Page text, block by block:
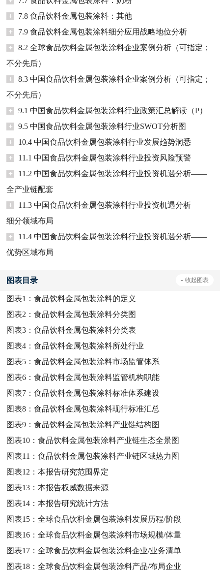
+
7.8 食品饮料金属包装涂料：其他
+
7.9 食品饮料金属包装涂料细分应用战略地位分析
+
8.2 全球食品饮料金属包装涂料企业案例分析（可指定；
不分先后）
+
8.3 中国食品饮料金属包装涂料企业案例分析（可指定；
不分先后）
+
9.1 中国食品饮料金属包装涂料行业政策汇总解读（P）
+
9.5 中国食品饮料金属包装涂料行业SWOT分析图
+
10.4 中国食品饮料金属包装涂料行业发展趋势洞悉
+
11.1 中国食品饮料金属包装涂料行业投资风险预警
+
11.2 中国食品饮料金属包装涂料行业投资机遇分析——
全产业链配套
+
11.3 中国食品饮料金属包装涂料行业投资机遇分析——
细分领域布局
+
11.4 中国食品饮料金属包装涂料行业投资机遇分析——
优势区域布局
图表目录 - 收起图表
图表1：食品饮料金属包装涂料的定义
图表2：食品饮料金属包装涂料分类图
图表3：食品饮料金属包装涂料分类表
图表4：食品饮料金属包装涂料所处行业
图表5：食品饮料金属包装涂料市场监管体系
图表6：食品饮料金属包装涂料监管机构职能
图表7：食品饮料金属包装涂料标准体系建设
图表8：食品饮料金属包装涂料现行标准汇总
图表9：食品饮料金属包装涂料产业链结构图
图表10：食品饮料金属包装涂料产业链生态全景图
图表11：食品饮料金属包装涂料产业链区域热力图
图表12：本报告研究范围界定
图表13：本报告权威数据来源
图表14：本报告研究统计方法
图表15：全球食品饮料金属包装涂料发展历程/阶段
图表16：全球食品饮料金属包装涂料市场规模/体量
图表17：全球食品饮料金属包装涂料企业/业务清单
图表18：全球食品饮料金属包装涂料产品/布局企业